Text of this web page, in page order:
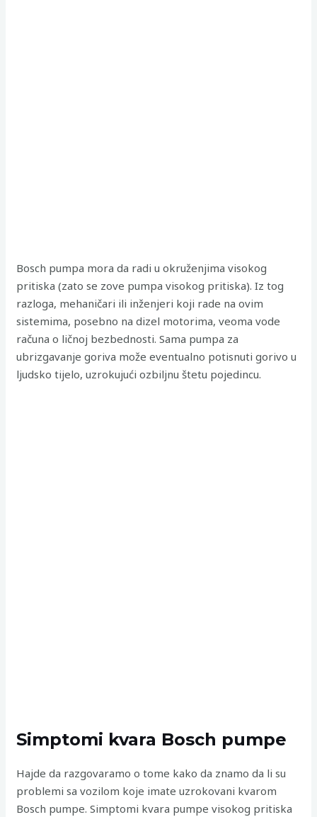
Bosch pumpa mora da radi u okruženjima visokog
pritiska (zato se zove pumpa visokog pritiska). Iz tog
razloga, mehaničari ili inženjeri koji rade na ovim
sistemima, posebno na dizel motorima, veoma vode
računa o ličnoj bezbednosti. Sama pumpa za
ubrizgavanje goriva može eventualno potisnuti gorivo u
ljudsko tijelo, uzrokujući ozbiljnu štetu pojedincu.
Simptomi kvara Bosch pumpe
Hajde da razgovaramo o tome kako da znamo da li su
problemi sa vozilom koje imate uzrokovani kvarom
Bosch pumpe. Simptomi kvara pumpe visokog pritiska